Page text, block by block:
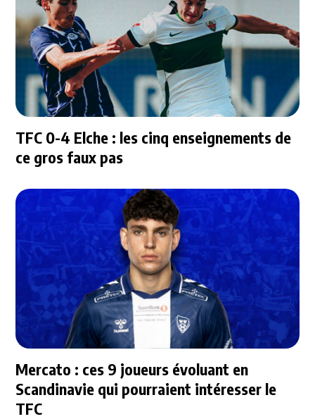
TFC 0-4 Elche : les cinq enseignements de
ce gros faux pas
Mercato : ces 9 joueurs évoluant en
Scandinavie qui pourraient intéresser le
TFC